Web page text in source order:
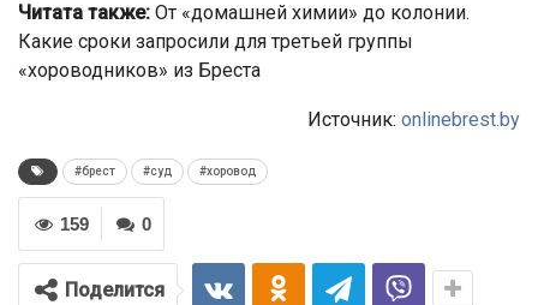
Читата также: От «домашней химии» до колонии.
Какие сроки запросили для третьей группы
«хороводников» из Бреста
Источник: onlinebrest.by
#брест #суд #хоровод
0
159
Поделится